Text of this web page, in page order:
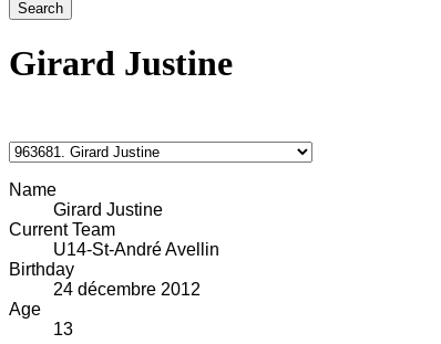
Girard Justine
Name
Girard Justine
Current Team
U14-St-André Avellin
Birthday
24 décembre 2012
Age
13